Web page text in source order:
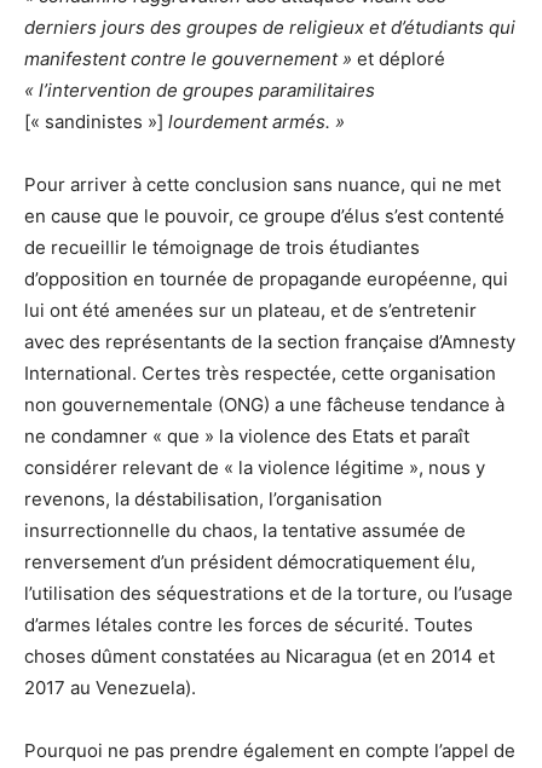
derniers jours des groupes de religieux et d’étudiants qui
manifestent contre le gouvernement » et déploré
« l’intervention de groupes paramilitaires
[« sandinistes »] lourdement armés. »
Pour arriver à cette conclusion sans nuance, qui ne met
en cause que le pouvoir, ce groupe d’élus s’est contenté
de recueillir le témoignage de trois étudiantes
d’opposition en tournée de propagande européenne, qui
lui ont été amenées sur un plateau, et de s’entretenir
avec des représentants de la section française d’Amnesty
International. Certes très respectée, cette organisation
non gouvernementale (ONG) a une fâcheuse tendance à
ne condamner « que » la violence des Etats et paraît
considérer relevant de « la violence légitime », nous y
revenons, la déstabilisation, l’organisation
insurrectionnelle du chaos, la tentative assumée de
renversement d’un président démocratiquement élu,
l’utilisation des séquestrations et de la torture, ou l’usage
d’armes létales contre les forces de sécurité. Toutes
choses dûment constatées au Nicaragua (et en 2014 et
2017 au Venezuela).
Pourquoi ne pas prendre également en compte l’appel de